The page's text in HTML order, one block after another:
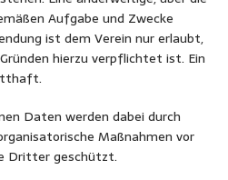
Aufgabe und Zwecke
ist dem Verein nur erlaubt,
hierzu verpflichtet ist. Ein
Daten werden dabei durch
Maßnahmen vor
Dritter geschützt.